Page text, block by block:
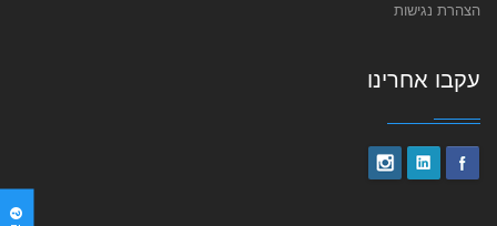
הצהרת נגישות
עקבו אחרינו